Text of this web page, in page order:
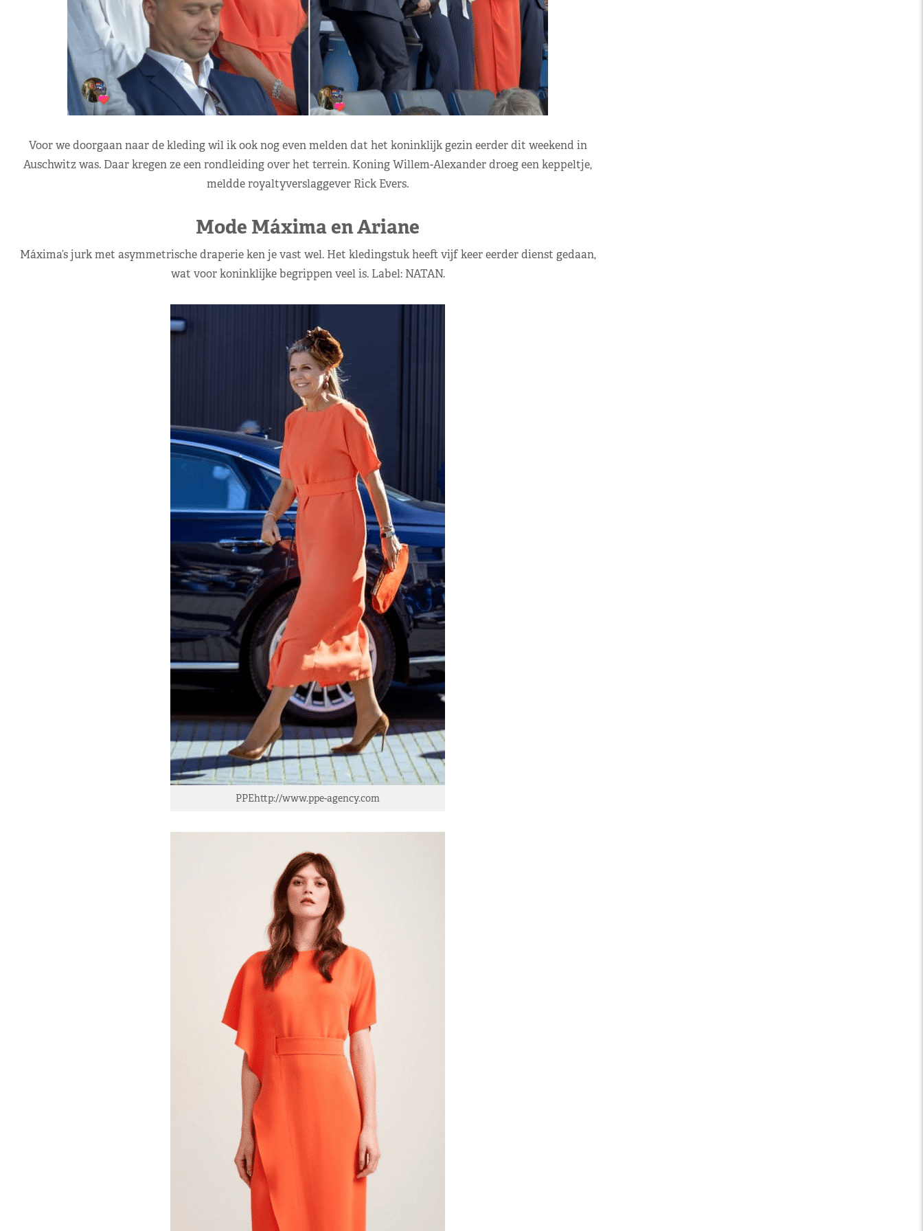
Voor we doorgaan naar de kleding wil ik ook nog even melden dat het koninklijk gezin eerder dit weekend in
Auschwitz was. Daar kregen ze een rondleiding over het terrein. Koning Willem-Alexander droeg een keppeltje,
meldde royaltyverslaggever Rick Evers.
Mode Máxima en Ariane
Máxima’s jurk met asymmetrische draperie ken je vast wel. Het kledingstuk heeft vijf keer eerder dienst gedaan,
wat voor koninklijke begrippen veel is. Label: NATAN.
PPEhttp://www.ppe-agency.com